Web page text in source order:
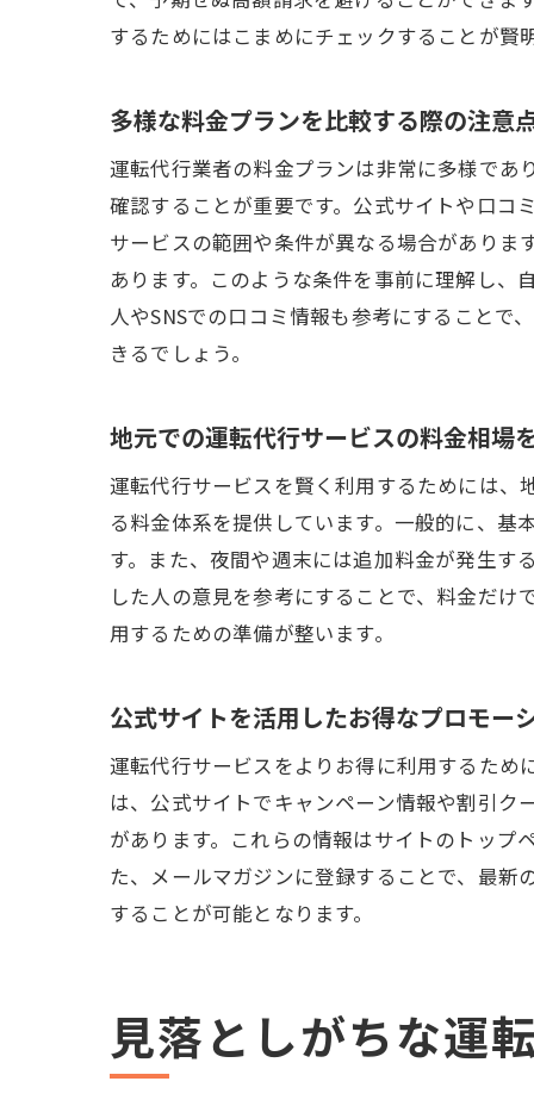
リ
運
口
運
するためにはこまめにチェックすることが賢
多様な料金プランを比較する際の注意
運転代行業者の料金プランは非常に多様であ
確認することが重要です。公式サイトや口コ
サービスの範囲や条件が異なる場合があり
あります。このような条件を事前に理解し、
人やSNSでの口コミ情報も参考にすること
きるでしょう。
地元での運転代行サービスの料金相場
運転代行サービスを賢く利用するためには、
る料金体系を提供しています。一般的に、
す。また、夜間や週末には追加料金が発生す
した人の意見を参考にすることで、料金だ
用するための準備が整います。
公式サイトを活用したお得なプロモー
運転代行サービスをよりお得に利用するため
は、公式サイトでキャンペーン情報や割引
があります。これらの情報はサイトのトップ
た、メールマガジンに登録することで、最新
することが可能となります。
見落としがちな運